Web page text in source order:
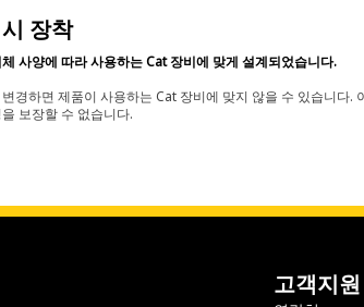
장착
사양에 따라 사용하는 Cat 장비에 맞게 설계되었습니다.
경하면 제품이 사용하는 Cat 장비에 맞지 않을 수 있습니다
보장할 수 없습니다.
고객지원